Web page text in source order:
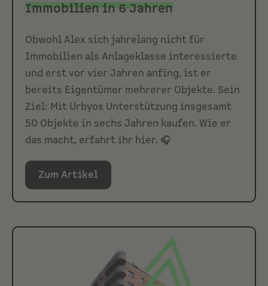
Immobilien in 6 Jahren
Obwohl Alex sich jahrelang nicht für
Immobilien als Anlageklasse interessierte
und erst vor vier Jahren anfing, ist er
bereits Eigentümer mehrerer Objekte. Sein
Ziel: Mit Urbyos Unterstützung insgesamt
50 Objekte in sechs Jahren kaufen. Wie er
das macht, erfahrt ihr hier. 🎧
Zum Artikel